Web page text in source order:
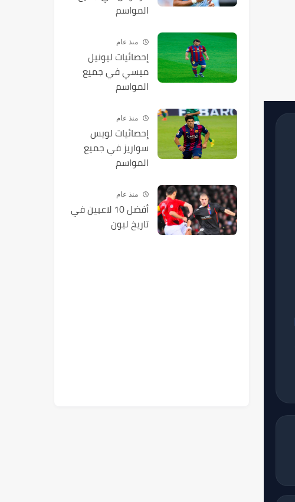
المواسم
منذ عام
إحصائيات ليونيل
ميسي في جميع
المواسم
منذ عام
إحصائيات لويس
سواريز في جميع
المواسم
منذ عام
أفضل 10 لاعبين في
تاريخ ليون